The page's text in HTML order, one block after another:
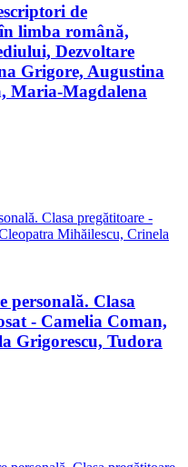
de
limba română,
Dezvoltare
Grigore, Augustina
Maria-Magdalena
personală. Clasa
- Camelia Coman,
Grigorescu, Tudora